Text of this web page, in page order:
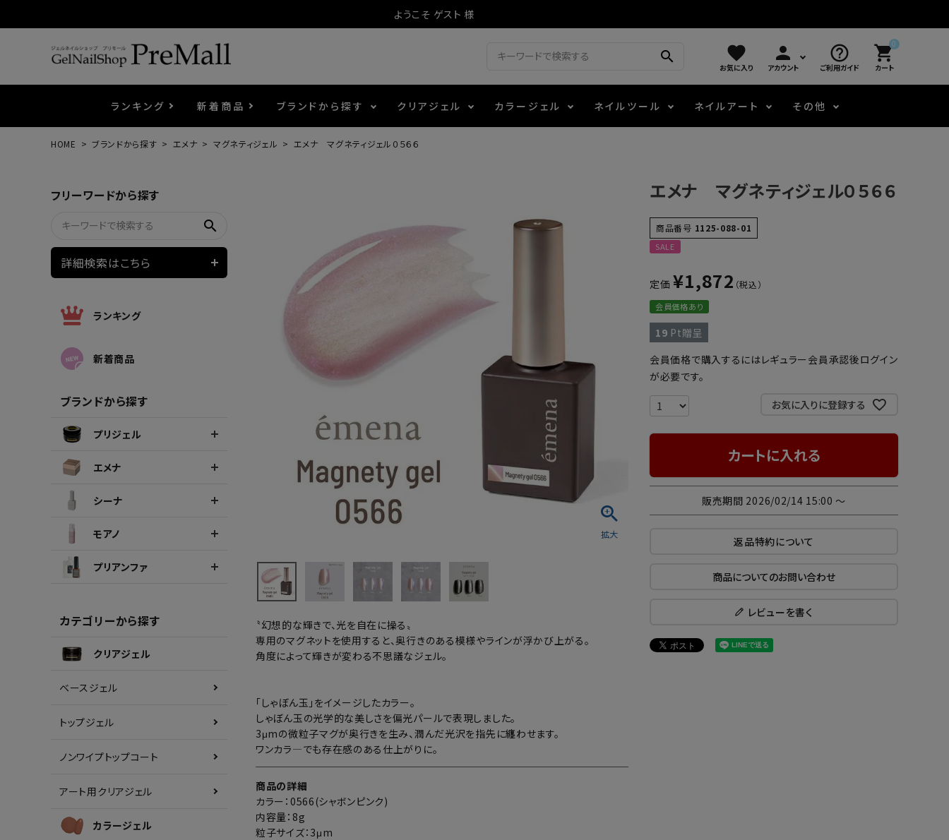
ようこそ ゲスト 様
search favorite
お気に入り
person
アカウント
help_outline
ご利用ガイド
0
shopping_cart
カート
ランキング 新着商品 ブランドから探す クリアジェル カラージェル
ウェービージェル 3Dクレイジェル
ファージェル
ネイルツール
ネイルマシン LEDライト
ネイルアート その他
HOME ブランドから探す エメナ マグネティジェル エメナ マグネティジェル０５６６
フリーワードから探す
search
詳細検索はこちら
ランキング
新着商品
ブランドから探す
プリジェル
エメナ
シーナ
モアノ
プリアンファ
カテゴリーから探す
クリアジェル
ベースジェル
トップジェル
ノンワイプトップコート
アート用クリアジェル
カラージェル
〝幻想的な輝きで、光を自在に操る〟
専用のマグネットを使用すると、奥行きのある模様やラインが浮かび上がる。
角度によって輝きが変わる不思議なジェル。
「しゃぼん玉」をイメージしたカラー。
しゃぼん玉の光学的な美しさを偏光パールで表現しました。
3μmの微粒子マグが奥行きを生み、潤んだ光沢を指先に纏わせます。
ワンカラ―でも存在感のある仕上がりに。
商品の詳細
カラー：0566(シャボンピンク)
内容量：8g
粒子サイズ：3μm
エメナ マグネティジェル０５６６
商品番号 1125-088-01
SALE
定価 ¥1,872
会員価格あり
19 Pt贈呈
会員価格で購入するにはレギュラー会員承認後ログイン
が必要です。
お気に入りに登録する
カートに入れる
販売期間 2026/02/14 15:00 〜
返品特約について
商品についてのお問い合わせ
レビューを書く